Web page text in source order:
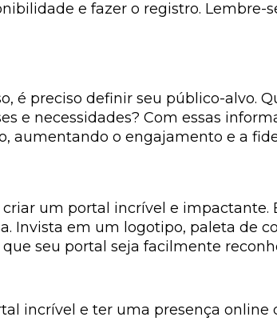
e fazer o registro.
é preciso definir seu público-alvo.
e necessidades? Com essas
aumentando o engajamento e a
um portal incrível e impactante.
Invista em um logotipo, paleta de
seu portal seja facilmente
incrível e ter uma presença online